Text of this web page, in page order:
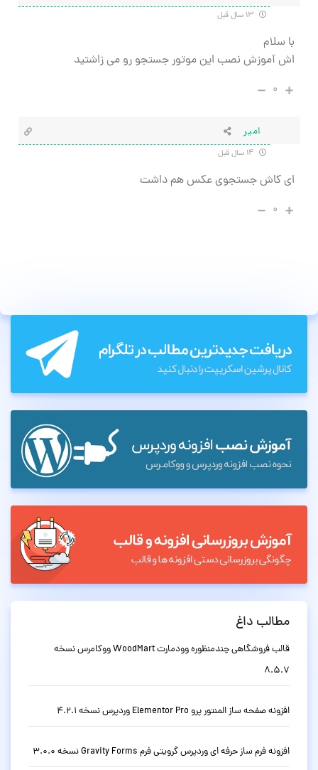
با سلام
اش آموزش نصب این موتور جستجو رو می زاشتید
۰
امیر
ای کاش جستجوی عکس هم داشت
۰
مطالب داغ
قالب فروشگاهی چندمنظوره وودمارت WoodMart ووکامرس نسخه
8.5.7
افزونه صفحه ساز المنتور پرو Elementor Pro وردپرس نسخه 4.2.1
افزونه فرم ساز حرفه ای وردپرس گرویتی فرم Gravity Forms نسخه 3.0.0